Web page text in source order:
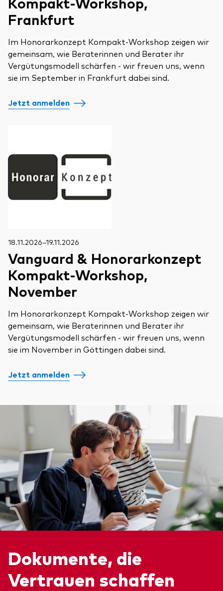
Frankfurt
Im Honorarkonzept Kompakt-Workshop zeigen wir
gemeinsam, wie Beraterinnen und Berater ihr
Vergütungsmodell schärfen - wir freuen uns, wenn
sie im September in Frankfurt dabei sind.
Jetzt anmelden
18.11.2026–19.11.2026
Vanguard & Honorarkonzept
Kompakt-Workshop,
November
Im Honorarkonzept Kompakt-Workshop zeigen wir
gemeinsam, wie Beraterinnen und Berater ihr
Vergütungsmodell schärfen - wir freuen uns, wenn
sie im November in Göttingen dabei sind.
Jetzt anmelden
Dokumente, die
Vertrauen schaffen